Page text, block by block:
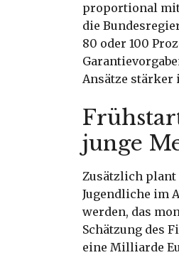
proportional
die
80 oder 100
Ansätze
junge
Zusätzlich
Jugendliche im
werden, das
Schätzung des
eine Milliarde